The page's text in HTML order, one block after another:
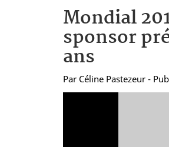
Mondial
sponsor
ans
Par Céline Pastezeur -